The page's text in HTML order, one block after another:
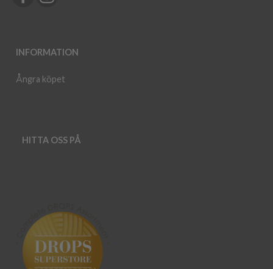
INFORMATION
Ångra köpet
HITTA OSS PÅ